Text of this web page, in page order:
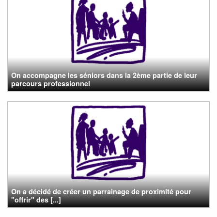
On accompagne les séniors dans la 2ème partie de leur
parcours professionnel
On a décidé de créer un parrainage de proximité pour
"offrir" des [...]